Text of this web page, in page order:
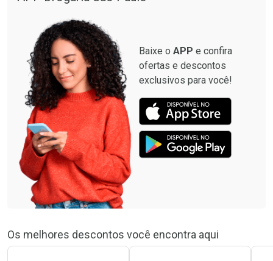
Baixe o APP e confira
ofertas e descontos
exclusivos para você!
Os melhores descontos você encontra aqui